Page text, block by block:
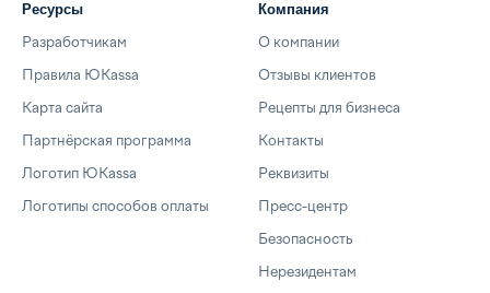
Ресурсы
Разработчикам
Правила ЮKassa
Карта сайта
Партнёрская программа
Логотип ЮKassa
Логотипы способов оплаты
Компания
О компании
Отзывы клиентов
Рецепты для бизнеса
Контакты
Реквизиты
Пресс-центр
Безопасность
Нерезидентам